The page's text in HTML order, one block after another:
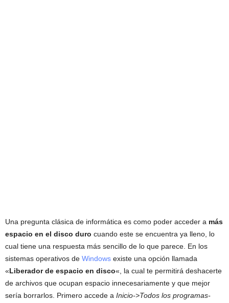
Una pregunta clásica de informática es como poder acceder a más
espacio en el disco duro cuando este se encuentra ya lleno, lo
cual tiene una respuesta más sencillo de lo que parece. En los
sistemas operativos de Windows existe una opción llamada
«Liberador de espacio en disco«, la cual te permitirá deshacerte
de archivos que ocupan espacio innecesariamente y que mejor
sería borrarlos. Primero accede a Inicio->Todos los programas-